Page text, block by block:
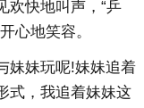
欢快地叫声，“乒
心地笑容。
妹妹玩呢!妹妹追着
式，我追着妹妹这